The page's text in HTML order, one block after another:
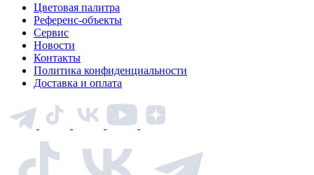
Цветовая палитра
Референс-объекты
Сервис
Новости
Контакты
Политика конфиденциальности
Доставка и оплата